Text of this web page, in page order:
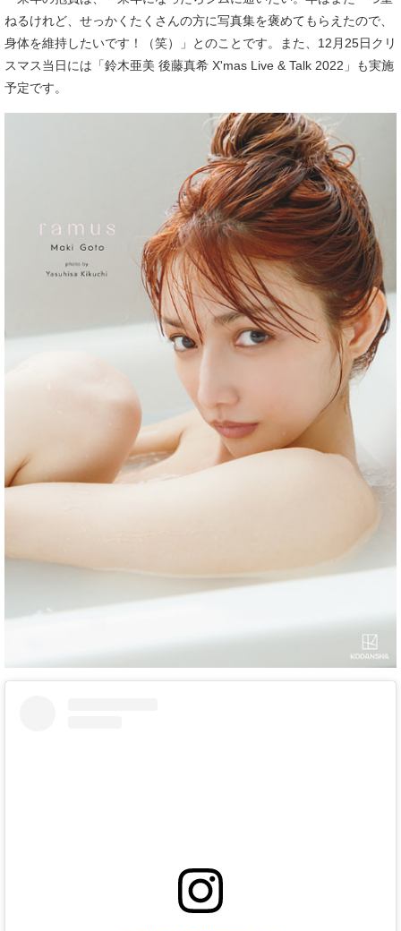
ねるけれど、せっかくたくさんの方に写真集を褒めてもらえたので、
身体を維持したいです！（笑）」とのことです。また、12月25日クリ
スマス当日には「鈴木亜美 後藤真希 X'mas Live & Talk 2022」も実施
予定です。